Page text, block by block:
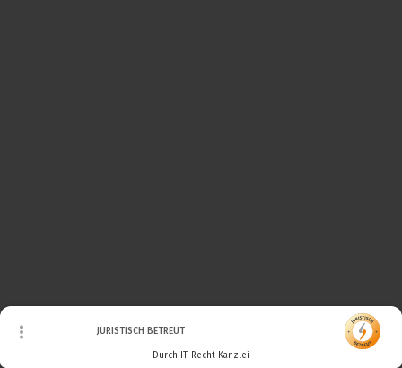
JURISTISCH BETREUT
Durch IT-Recht Kanzlei